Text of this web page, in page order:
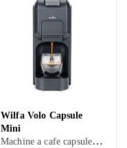
Wilfa Volo Capsule
Mini
Machine a cafe capsule, Arrêt automatique, Indépendant